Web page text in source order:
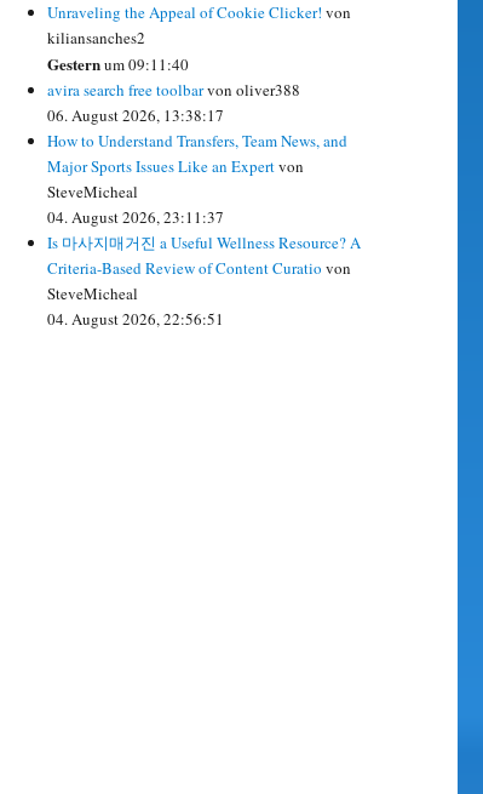
Unraveling the Appeal of Cookie Clicker! von
kiliansanches2
Gesternum 09:11:40
avira search free toolbarvon oliver388
06. August 2026, 13:38:17
How to Understand Transfers, Team News, and
Major Sports Issues Like an Expertvon
SteveMicheal
04. August 2026, 23:11:37
Is 마사지매거진 a Useful Wellness Resource? A
Criteria-Based Review of Content Curatio von
SteveMicheal
04. August 2026, 22:56:51